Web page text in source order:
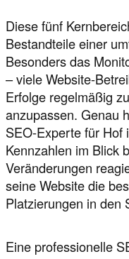
Diese fünf
Bestandteile einer
Besonders das
– viele Website-
Erfolge regelmäßig
anzupassen. Genau
SEO-Experte für Hof
Kennzahlen im Blick
Veränderungen
seine Website die
Platzierungen in den
Eine professionelle